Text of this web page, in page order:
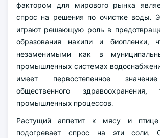
фактором для мирового рынка
спрос на решения по очистке воды.
играют решающую роль в
образования накипи и биопленки,
незаменимыми как в
промышленных системах
имеет первостепенное
общественного
промышленных процессов.
Растущий аппетит к мясу и
подогревает спрос на эти соли.